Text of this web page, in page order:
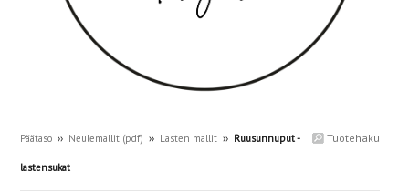
Tuotehaku
Päätaso ›› Neulemallit (pdf) ›› Lasten mallit ›› Ruusunnuput -
lastensukat